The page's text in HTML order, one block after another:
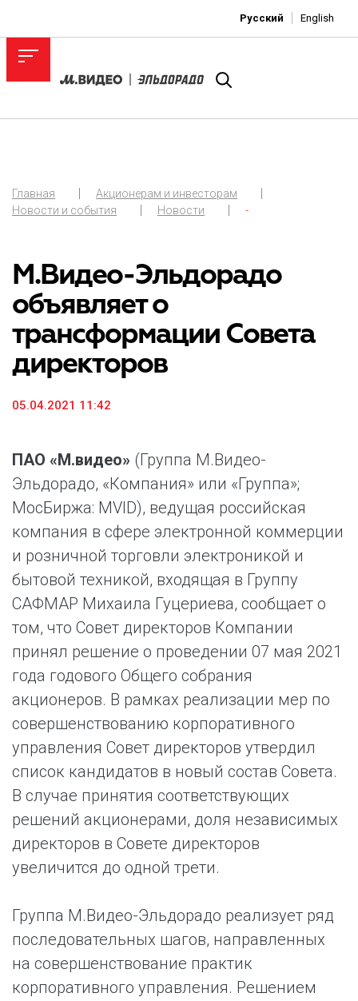
Русский English
Главная
Акционерам и инвесторам
Новости и события
Новости -
М.Видео-Эльдорадо
объявляет о
трансформации Совета
директоров
05.04.2021 11:42
ПАО «М.видео» (Группа М.Видео-
Эльдорадо, «Компания» или «Группа»;
МосБиржа: MVID), ведущая российская
компания в сфере электронной коммерции
и розничной торговли электроникой и
бытовой техникой, входящая в Группу
САФМАР Михаила Гуцериева, сообщает о
том, что Совет директоров Компании
принял решение о проведении 07 мая 2021
года годового Общего собрания
акционеров. В рамках реализации мер по
совершенствованию корпоративного
управления Совет директоров утвердил
список кандидатов в новый состав Совета.
В случае принятия соответствующих
решений акционерами, доля независимых
директоров в Совете директоров
увеличится до одной трети.
Группа М.Видео-Эльдорадо реализует ряд
последовательных шагов, направленных
на совершенствование практик
корпоративного управления. Решением